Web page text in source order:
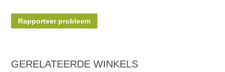
Rapporteer probleem
GERELATEERDEWINKELS